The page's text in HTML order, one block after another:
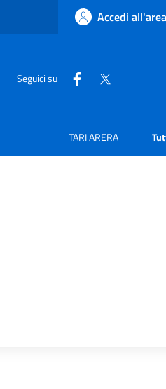
Accedi
Seguici su
TARI ARERA